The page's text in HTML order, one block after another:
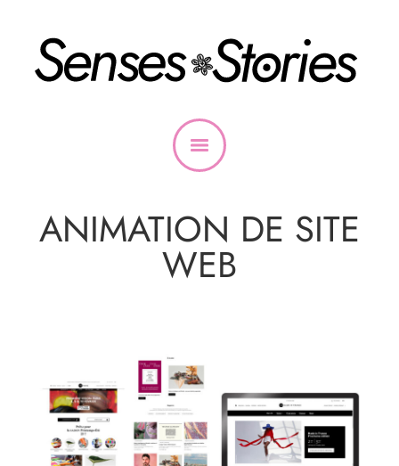
ANIMATION DE SITE
WEB